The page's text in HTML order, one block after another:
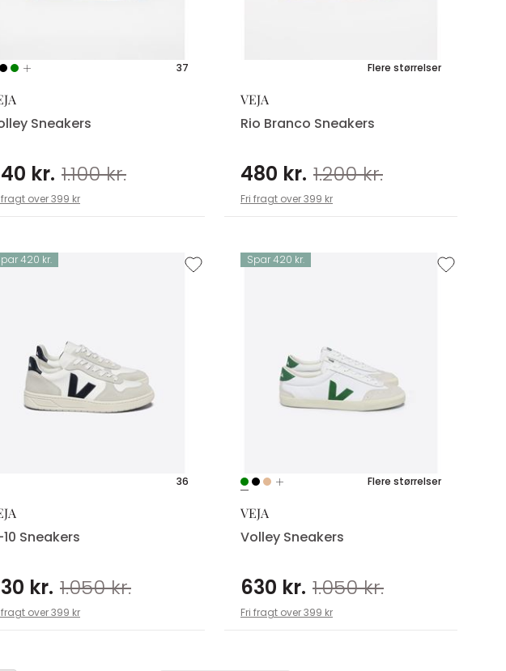
37
Sneakers
kr. 1.100 kr.
fragt over 399 kr
Flere størrelser
VEJA
Rio Branco Sneakers
480 kr. 1.200 kr.
Fri fragt over 399 kr
420 kr.
36
Sneakers
kr. 1.050 kr.
fragt over 399 kr
Spar 420 kr.
Flere størrelser
VEJA
Volley Sneakers
630 kr. 1.050 kr.
Fri fragt over 399 kr